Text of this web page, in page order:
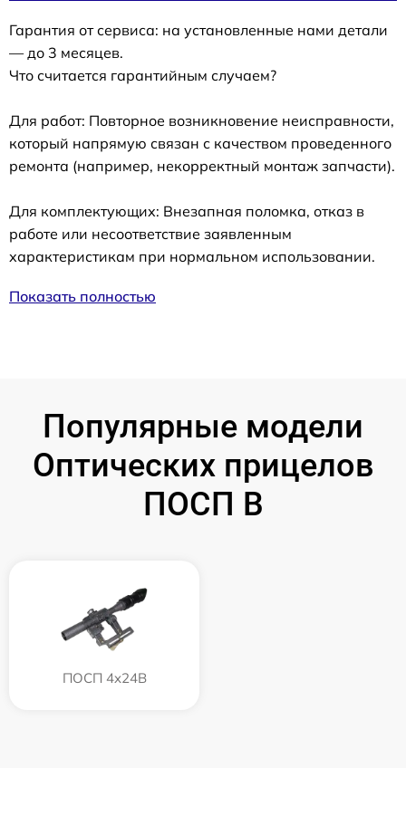
Гарантия от сервиса: на установленные нами детали
— до 3 месяцев.
Что считается гарантийным случаем?
Для работ: Повторное возникновение неисправности,
который напрямую связан с качеством проведенного
ремонта (например, некорректный монтаж запчасти).
Для комплектующих: Внезапная поломка, отказ в
работе или несоответствие заявленным
характеристикам при нормальном использовании.
Показать полностью
Популярные модели
Оптических прицелов
ПОСП B
ПОСП 4x24B